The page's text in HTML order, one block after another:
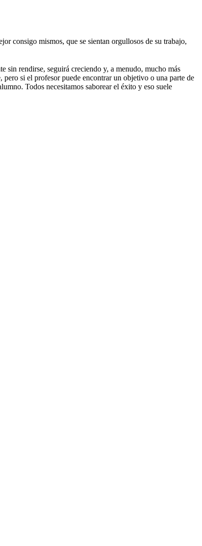
consigo mismos, que se sientan orgullosos de su trabajo,
sin rendirse, seguirá creciendo y, a menudo, mucho más
si el profesor puede encontrar un objetivo o una parte de
Todos necesitamos saborear el éxito y eso suele